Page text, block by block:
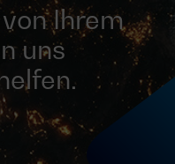
Ihrem
uns